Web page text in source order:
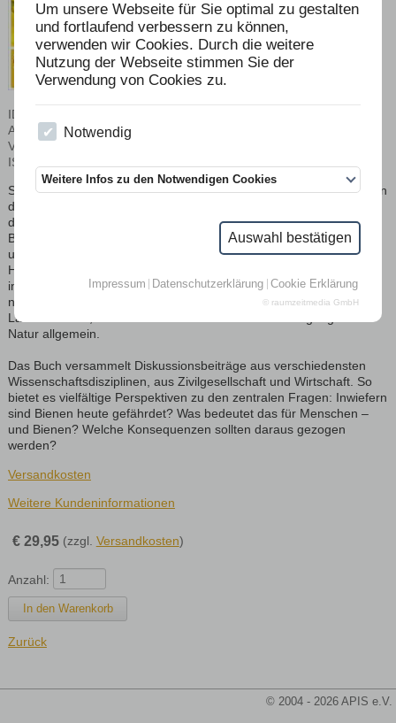
Um unsere Webseite für Sie optimal zu gestalten
und fortlaufend verbessern zu können,
verwenden wir Cookies. Durch die weitere
Nutzung der Webseite stimmen Sie der
Verwendung von Cookies zu.
Notwendig
Weitere Infos zu den Notwendigen Cookies
Auswahl bestätigen
Impressum Datenschutzerklärung Cookie Erklärung
© raumzeitmedia GmbH
ID: 335
Autor: Lorenz,
Verlag: Ökom Verlag,
ISBN: 978-3-8658-1713-6
Seit einigen Jahren ist das Bienensterben in aller Munde. Und wenn
die Bienen sterben, so die Befürchtung, dann ist auch die Zukunft
der Menschheit gefährdet. Denn Bienen sichern durch ihre
Blütenbestäubung eine Vielzahl menschlicher Nahrungsmittel und
unsere ökologischen Existenzgrundlagen. Dabei erfreuen sich
Honigbienen auch großer Sympathien und die Bienenhaltung wird
immer beliebter. Die Sorge um und für die Bienen wird zur Suche
nach nachhaltigen, „summenden“ Alternativen in der
Landwirtschaft, in der Stadt und im menschlichen Umgang mit
Natur allgemein.
Das Buch versammelt Diskussionsbeiträge aus verschiedensten
Wissenschaftsdisziplinen, aus Zivilgesellschaft und Wirtschaft. So
bietet es vielfältige Perspektiven zu den zentralen Fragen: Inwiefern
sind Bienen heute gefährdet? Was bedeutet das für Menschen –
und Bienen? Welche Konsequenzen sollten daraus gezogen
werden?
Versandkosten
Weitere Kundeninformationen
€29,95 (zzgl. Versandkosten)
Anzahl:
Zurück
© 2004 - 2026 APIS e.V.